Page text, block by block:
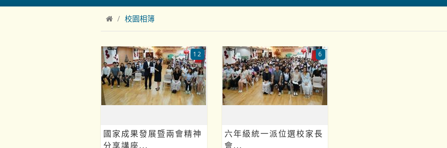
校園相簿
國家成果發展暨兩會精神
分享講座...
12
六年級統一派位選校家長
會...
6